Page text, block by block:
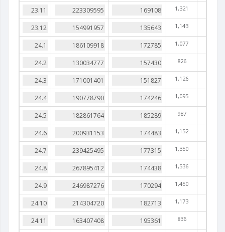
1,321
1,143
1,077
826
1,126
1,095
987
1,152
1,350
1,536
1,450
1,173
836